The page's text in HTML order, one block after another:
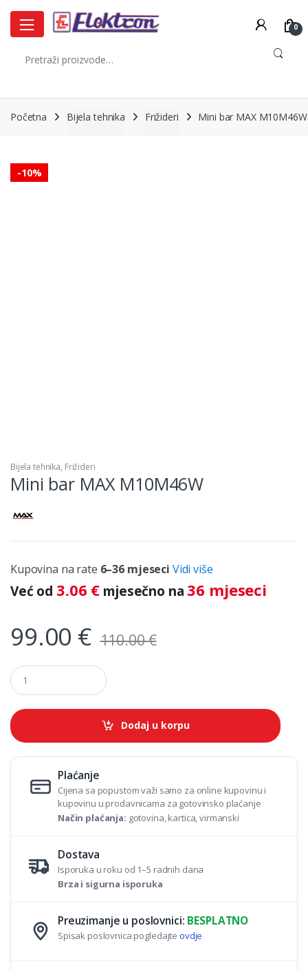
navigation
content
0
Početna Bijela tehnika Frižideri Mini bar MAX M10M46W
-10%
Bijela tehnika, Frižideri
Mini bar MAX M10M46W
Kupovina na rate 6–36 mjeseci Vidi više
Već od 3.06 € mjesečno na 36 mjeseci
99.00 € 110.00€
Q
u
a
t
i
Dodaj u korpu
Plaćanje
Cijena sa popustom važi samo za online kupovinu i
kupovinu u prodavnicama za gotovinsko plaćanje
Način plaćanja: gotovina, kartica, virmanski
Dostava
Isporuka u roku od 1–5 radnih dana
Brza i sigurna isporuka
Preuzimanje u poslovnici: BESPLATNO
Spisak poslovnica pogledajte ovdje